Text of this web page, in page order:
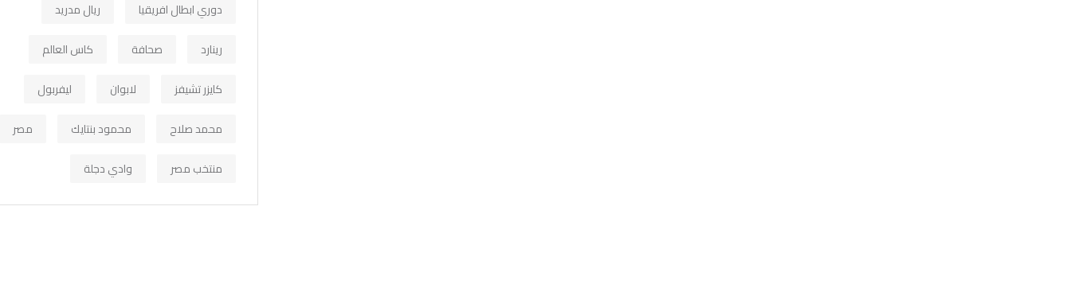
دوري ابطال افريقيا
ريال مدريد
رينارد
صحافة
كاس العالم
كايزر تشيفز
لابوان
ليفربول
محمد صلاح
محمود بنتايك
مصر
منتخب مصر
وادي دجلة